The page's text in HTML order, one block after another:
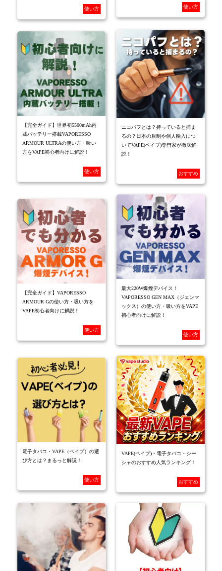
使い方 使い方
【完全ガイド】世界初5500mAh内
蔵バッテリー搭載VAPORESSO
ARMOUR ULTRAの使い方・吸い
方をVAPE初心者向けに解説！
使い方
ニコパフとは？持っていると捕ま
るの？日本の規制や個人輸入につ
いてVAPE(ベイプ)専門家が徹底解
説！
おすすめ
【完全ガイド】VAPORESSO
ARMOUR Gの使い方・吸い方を
VAPE初心者向けに解説！
使い方
最大220W爆煙デバイス！
VAPORESSO GEN MAX（ジェンマ
ックス）の使い方・吸い方をVAPE
初心者向けに解説！
使い方
電子タバコ・VAPE（ベイプ）の選
び方とは？まるっと解説！
使い方
VAPE(ベイプ)・電子タバコ・シー
シャのおすすめ人気ランキング！
おすすめ